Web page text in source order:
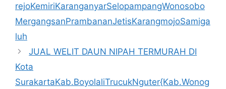
rejoKemiriKaranganyarSelopampangWonosobo
MergangsanPrambananJetisKarangmojoSamiga
luh
JUAL WELIT DAUN NIPAH TERMURAH DI
Kota
SurakartaKab.BoyolaliTrucukNguter{Kab.Wonog